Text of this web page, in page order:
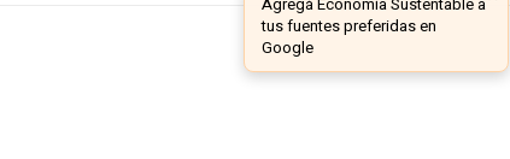
tus fuentes preferidas en
Google